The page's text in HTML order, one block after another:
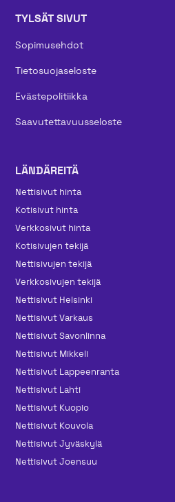
TYLSÄT SIVUT
Sopimusehdot
Tietosuojaseloste
Evästepolitiikka
Saavutettavuusseloste
LÄNDÄREITÄ
Nettisivut hinta
Kotisivut hinta
Verkkosivut hinta
Kotisivujen tekijä
Nettisivujen tekijä
Verkkosivujen tekijä
Nettisivut Helsinki
Nettisivut Varkaus
Nettisivut Savonlinna
Nettisivut Mikkeli
Nettisivut Lappeenranta
Nettisivut Lahti
Nettisivut Kuopio
Nettisivut Kouvola
Nettisivut Jyväskylä
Nettisivut Joensuu